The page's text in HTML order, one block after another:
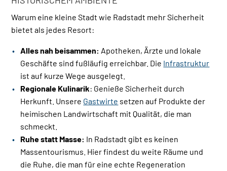
Warum eine kleine Stadt wie Radstadt mehr Sicherheit
bietet als jedes Resort:
Alles nah beisammen: Apotheken, Ärzte und lokale
Geschäfte sind fußläufig erreichbar. Die Infrastruktur
ist auf kurze Wege ausgelegt.
Regionale Kulinarik: Genieße Sicherheit durch
Herkunft. Unsere Gastwirte setzen auf Produkte der
heimischen Landwirtschaft mit Qualität, die man
schmeckt.
Ruhe statt Masse: In Radstadt gibt es keinen
Massentourismus. Hier findest du weite Räume und
die Ruhe, die man für eine echte Regeneration